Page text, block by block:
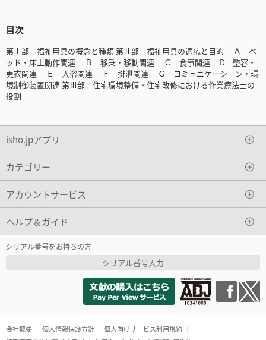
目次
第Ⅰ部 福祉用具の概念と種類 第Ⅱ部 福祉用具の適応と目的 Ａ ベ
ッド・床上動作関連 Ｂ 移乗・移動関連 Ｃ 食事関連 D 整容・
更衣関連 Ｅ 入浴関連 Ｆ 排泄関連 Ｇ コミュニケーション・環
境制御装置関連 第Ⅲ部 住宅環境整備・住宅改修における作業療法士の
役割
isho.jpアプリ
カテゴリー
アカウントサービス
ヘルプ＆ガイド
シリアル番号をお持ちの方
シリアル番号入力
会社概要 個人情報保護方針
個人向けサービス利用規約